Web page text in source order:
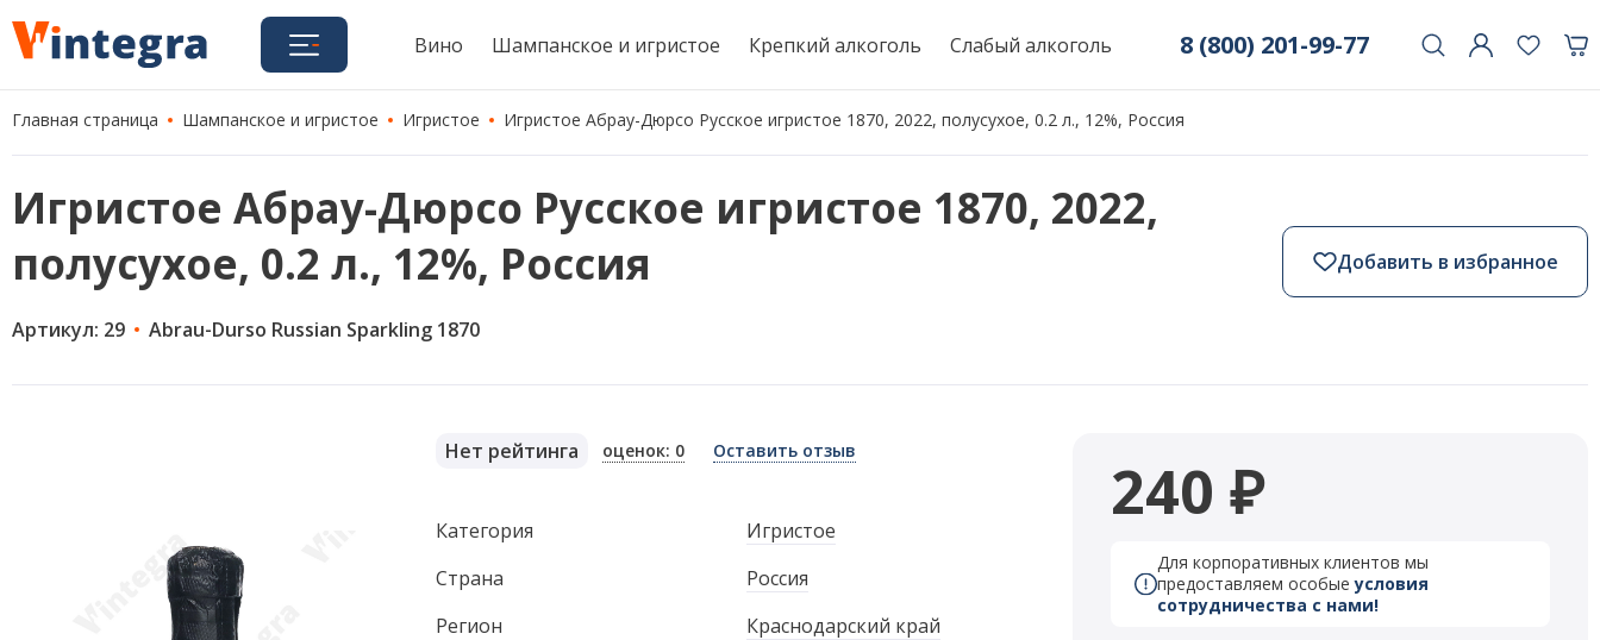
Вино Шампанское и игристое Крепкий алкоголь Слабый алкоголь 8 (800) 201-99-77
Главная страница Шампанское и игристое Игристое Игристое Абрау-Дюрсо Русское игристое 1870, 2022, полусухое, 0.2 л., 12%, Россия
Игристое Абрау-Дюрсо Русское игристое 1870, 2022,
полусухое, 0.2 л., 12%, Россия
Артикул: 29 Abrau-Durso Russian Sparkling 1870
Добавить в избранное
Нет рейтинга оценок: 0 Оставить отзыв
Категория
Игристое
Страна
Россия
Регион
Краснодарский край
240 ₽
Для корпоративных клиентов мы
предоставляем особыеусловия
сотрудничества с нами!